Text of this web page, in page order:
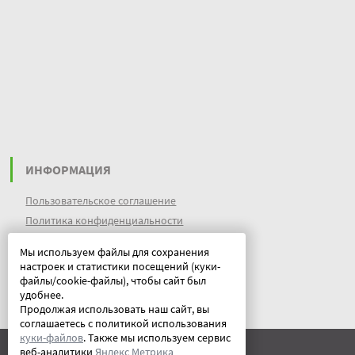
Мы используем файлы для сохранения
настроек и статистики посещений (куки-
файлы/cookie-файлы), чтобы сайт был
удобнее.
Продолжая использовать наш сайт, вы
соглашаетесь с политикой использования
куки-файлов. Также мы используем сервис
веб-аналитики Яндекс Метрика
ИНФОРМАЦИЯ
Пользовательское соглашение
Политика конфиденциальности
куки (cookies)
Документы